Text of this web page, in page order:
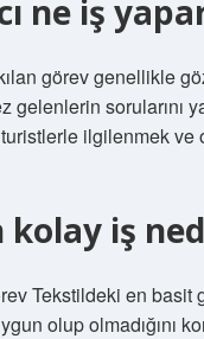
ne iş
görev genellikle
gelenlerin sorularını
ilgilenmek
kolay iş
Tekstildeki en
olup olmadığını